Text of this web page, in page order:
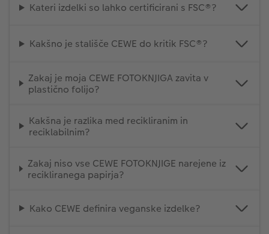
Kateri izdelki so lahko certificirani s FSC®?
Kakšno je stališče CEWE do kritik FSC®?
Zakaj je moja CEWE FOTOKNJIGA zavita v
plastično folijo?
Kakšna je razlika med recikliranim in
reciklabilnim?
Zakaj niso vse CEWE FOTOKNJIGE narejene iz
recikliranega papirja?
Kako CEWE definira veganske izdelke?